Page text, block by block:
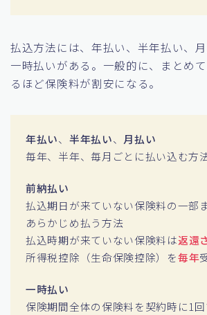
払込方法には、年払い、半年払い、月
一時払いがある。一般的に、まとめ
るほど保険料が割安になる。
年払い、 半年払い、 月払い
毎年、半年、毎月ごとに払い込む方
前納払い
払込期日が来ていない保険料の一部
あらかじめ払う方法
払込時期が来ていない保険料は返還
所得税控除（生命保険控除）を毎年
一時払い
保険期間全体の保険料を契約時に1